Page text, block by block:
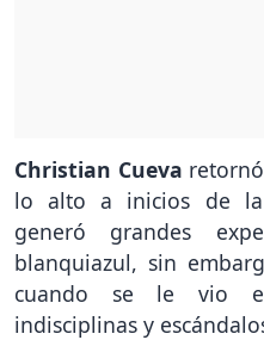
Christian Cueva
lo alto a inicios de la
generó grandes
blanquiazul, sin
cuando se le vio
indisciplinas y